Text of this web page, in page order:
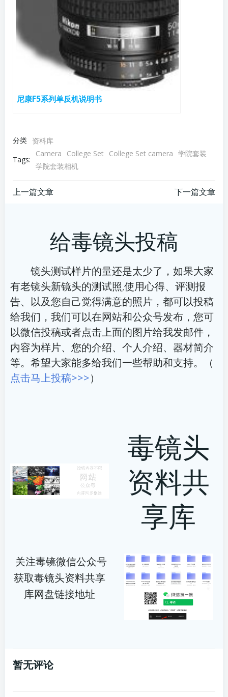
尼康F5系列单反机说明书
分类 资料库
Tags:
Camera College Set College Set camera 学院套装
学院套装相机
文
航
上一篇文章
导
航
下一篇文章
给毒镜头投稿
镜头测试样片的量还是太少了，如果大家
有老镜头新镜头的测试照,使用心得、评测报
告、以及您自己觉得满意的照片，都可以投稿
给我们，我们可以在网站和公众号发布，您可
以微信投稿或者点击上面的图片给我发邮件，
内容为样片、您的介绍、个人介绍、器材简介
等。希望大家能多给我们一些帮助和支持。（
点击马上投稿>>>）
毒镜头
资料共
享库
关注毒镜微信公众号
获取毒镜头资料共享
库网盘链接地址
暂无评论